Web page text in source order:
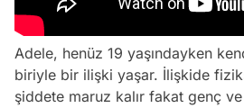
Adele, henüz 19 yaşındayken
biriyle bir ilişki yaşar. İlişkide
şiddete maruz kalır fakat genç